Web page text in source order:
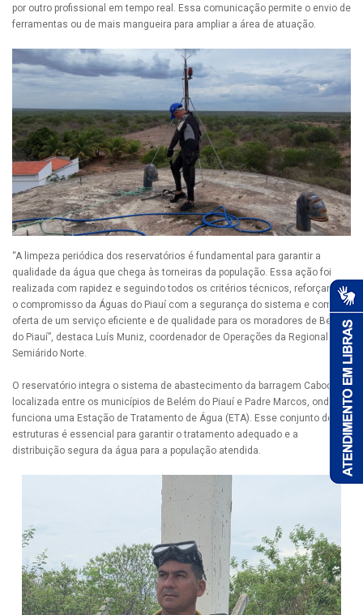
por outro profissional em tempo real. Essa comunicação permite o envio de
ferramentas ou de mais mangueira para ampliar a área de atuação.
“A limpeza periódica dos reservatórios é fundamental para garantir a
qualidade da água que chega às torneiras da população. Essa ação foi
realizada com rapidez e seguindo todos os critérios técnicos, reforçando
o compromisso da Águas do Piauí com a segurança do sistema e com a
oferta de um serviço eficiente e de qualidade para os moradores de Belém
do Piauí”, destaca Luís Muniz, coordenador de Operações da Regional
Semiárido Norte.
O reservatório integra o sistema de abastecimento da barragem Caboclo,
localizada entre os municípios de Belém do Piauí e Padre Marcos, onde
funciona uma Estação de Tratamento de Água (ETA). Esse conjunto de
estruturas é essencial para garantir o tratamento adequado e a
distribuição segura da água para a população atendida.